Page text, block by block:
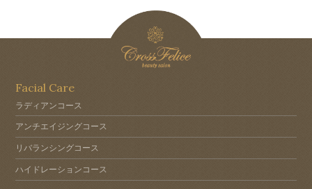
Facial Care
ラディアンコース
アンチエイジングコース
リバランシングコース
ハイドレーションコース